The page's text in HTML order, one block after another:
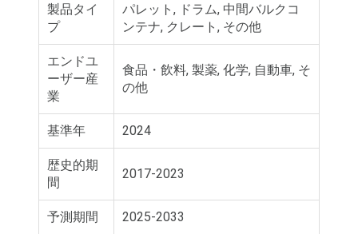
製品タイ
プ
パレット, ドラム, 中間バルクコ
ンテナ, クレート, その他
エンドユ
ーザー産
業
食品・飲料, 製薬, 化学, 自動車, そ
の他
基準年 2024
歴史的期
間
2017-2023
予測期間 2025-2033